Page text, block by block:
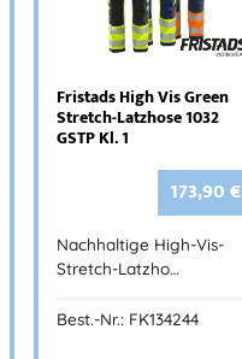
Fristads High Vis Green
Stretch-Latzhose 1032
GSTP Kl. 1
173,90€
Nachhaltige High-Vis-
Stretch-Latzho…
Best.-Nr.: FK134244